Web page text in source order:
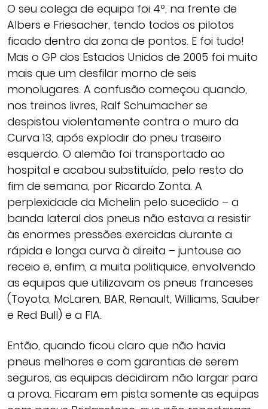
O seu colega de equipa foi 4º, na frente de
Albers e Friesacher, tendo todos os pilotos
ficado dentro da zona de pontos. E foi tudo!
Mas o GP dos Estados Unidos de 2005 foi muito
mais que um desfilar morno de seis
monolugares. A confusão começou quando,
nos treinos livres, Ralf Schumacher se
despistou violentamente contra o muro da
Curva 13, após explodir do pneu traseiro
esquerdo. O alemão foi transportado ao
hospital e acabou substituído, pelo resto do
fim de semana, por Ricardo Zonta. A
perplexidade da Michelin pelo sucedido – a
banda lateral dos pneus não estava a resistir
às enormes pressões exercidas durante a
rápida e longa curva à direita – juntouse ao
receio e, enfim, a muita politiquice, envolvendo
as equipas que utilizavam os pneus franceses
(Toyota, McLaren, BAR, Renault, Williams, Sauber
e Red Bull) e a FIA.
Então, quando ficou claro que não havia
pneus melhores e com garantias de serem
seguros, as equipas decidiram não largar para
a prova. Ficaram em pista somente as equipas